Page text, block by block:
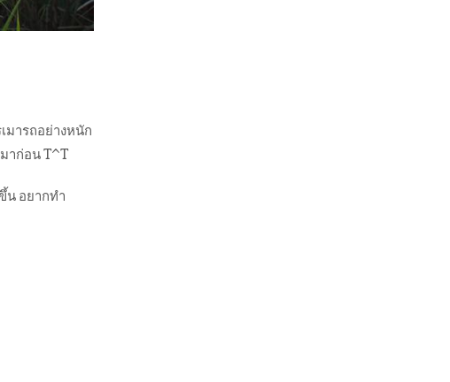
มารถอย่างหนัก
าก่อน T^T
น อยากทำ